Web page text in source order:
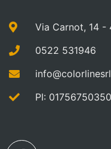
Via Carnot, 14 -
0522 531946
PI: 01756750350